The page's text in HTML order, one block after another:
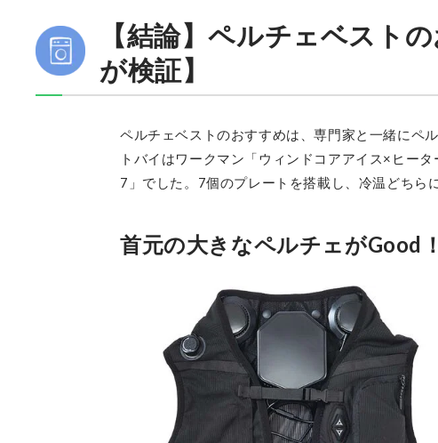
【結論】ペルチェベスト
が検証】
ペルチェベストのおすすめは、専門家と一緒にペ
トバイはワークマン「ウィンドコアアイス×ヒー
7」でした。7個のプレートを搭載し、冷温どちら
首元の大きなペルチェがGood